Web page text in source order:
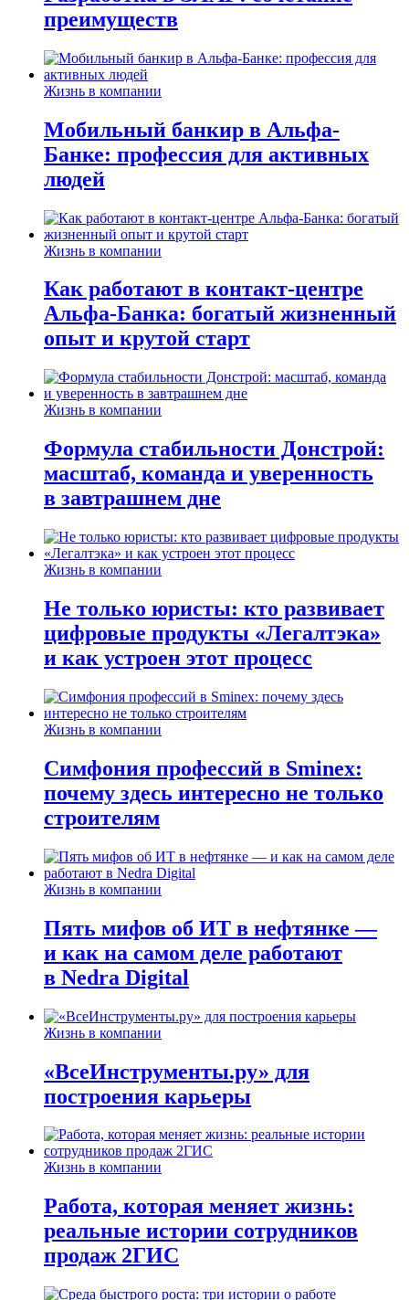
преимуществ
Жизнь в компании
Мобильный банкир в Альфа-
Банке: профессия для активных
людей
Жизнь в компании
Как работают в контакт-центре
Альфа-Банка: богатый жизненный
опыт и крутой старт
Жизнь в компании
Формула стабильности Донстрой:
масштаб, команда и уверенность
в завтрашнем дне
Жизнь в компании
Не только юристы: кто развивает
цифровые продукты «Легалтэка»
и как устроен этот процесс
Жизнь в компании
Симфония профессий в Sminex:
почему здесь интересно не только
строителям
Жизнь в компании
Пять мифов об ИТ в нефтянке —
и как на самом деле работают
в Nedra Digital
Жизнь в компании
«ВсеИнструменты.ру» для
построения карьеры
Жизнь в компании
Работа, которая меняет жизнь:
реальные истории сотрудников
продаж 2ГИС